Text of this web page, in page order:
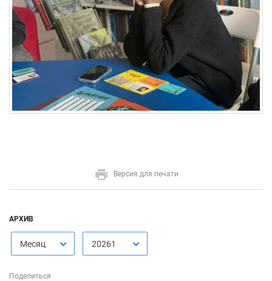
Версия для печати
АРХИВ
Месяц 20261
Поделиться